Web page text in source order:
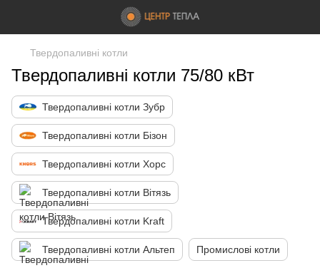
Твердопаливні котли
Твердопаливні котли 75/80 кВт
Твердопаливні котли Зубр
Твердопаливні котли Бізон
Твердопаливні котли Хорс
Твердопаливні котли Вітязь
Твердопаливні котли Kraft
Твердопаливні котли Альтеп Промислові котли